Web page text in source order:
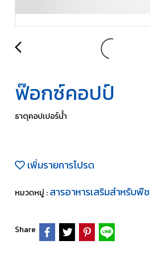
ฟ๊อกซ์คอปป์
ธาตุคอปเปอร์น้ำ
เพิ่มรายการโปรด
หมวดหมู่ : สารอาหารเสริมสำหรับพืช
Share